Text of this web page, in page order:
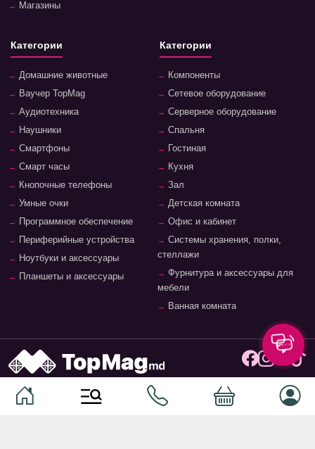
Магазины
Категории
Домашние животные
Ваучер TopMag
Аудиотехника
Наушники
Смартфоны
Смарт часы
Кнопочные телефоны
Умные очки
Программное обеспечение
Периферийные устройства
Ноутбуки и аксессуары
Планшеты и аксессуары
Категории
Компоненты
Сетевое оборудование
Серверное оборудование
Спальня
Гостиная
Кухня
Зал
Детская комната
Офис и кабинет
Системы хранения, полки,
стеллажи
Фурнитура и аксессуары для
мебели
Ванная комната